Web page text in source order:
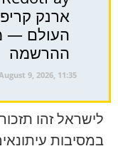
ארנק
העולם —
ההרשמה
9, 2026, 11:35
לישראל זהו
במסיבות